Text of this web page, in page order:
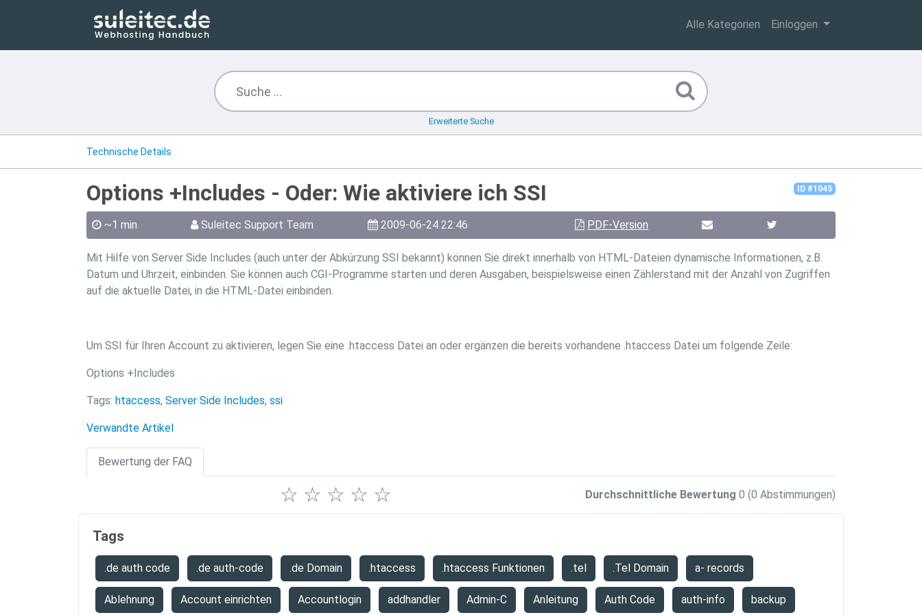
Alle Kategorien Einloggen
Erweiterte Suche
Technische Details
ID #1045
Options +Includes - Oder: Wie aktiviere ich SSI
~1 min Suleitec Support Team 2009-06-24 22:46 PDF-Version
Mit Hilfe von Server Side Includes (auch unter der Abkürzung SSI bekannt) können Sie direkt innerhalb von HTML-Dateien dynamische Informationen, z.B.
Datum und Uhrzeit, einbinden. Sie können auch CGI-Programme starten und deren Ausgaben, beispielsweise einen Zählerstand mit der Anzahl von Zugriffen
auf die aktuelle Datei, in die HTML-Datei einbinden.
Um SSI für Ihren Account zu aktivieren, legen Sie eine .htaccess Datei an oder ergänzen die bereits vorhandene .htaccess Datei um folgende Zeile:
Options +Includes
Tags: htaccess, Server Side Includes, ssi
Verwandte Artikel
Bewertung der FAQ
☆
☆
☆
☆
☆ Durchschnittliche Bewertung 0 (0 Abstimmungen)
Tags
.de auth code .de auth-code .de Domain .htaccess .htaccess Funktionen .tel .Tel Domain a- records
Ablehnung Account einrichten Accountlogin addhandler Admin-C Anleitung Auth Code auth-info backup